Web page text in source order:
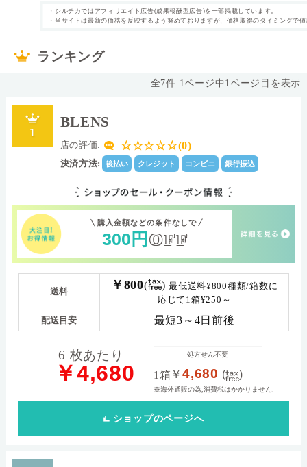
2週間使い捨て タイプ
近視 乱視用(トー
枚数 6枚
14.5mm
素材グループ
中心厚(-3.00D) ベースカーブ(BC)
Dk値(酸素透過係
(-)0.25～-6.00（0.25ステップ）-6.50～-10.00（0.50ス
テップ）/±0
・シルチカではアフィリエイト広告(成果報酬型広告)を一部掲載しています。
・当サイトは最新の価格を反映するよう努めておりますが、価格取得のタイミングで
ランキング
全7件 1ページ中1ページ目を表示
1
BLENS
店の評価: ☆☆☆☆☆(0)
決済方法: 後払い クレジット コンビニ 銀行振込
購入金額などの条件なしで
300 円 OFF
送料 ￥800( )最低送料¥800種類/箱数に
応じて1箱¥250～
配送目安 最短3～4日前後
6 枚あたり
￥4,680 1箱 ￥4,680 ( )
※海外通販の為,消費税はかかりません.
処方せん不要
ショップのページへ